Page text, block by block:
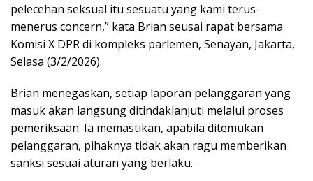
pelecehan seksual itu sesuatu yang kami terus-
menerus concern,” kata Brian seusai rapat bersama
Komisi X DPR di kompleks parlemen, Senayan, Jakarta,
Selasa (3/2/2026).
Brian menegaskan, setiap laporan pelanggaran yang
masuk akan langsung ditindaklanjuti melalui proses
pemeriksaan. Ia memastikan, apabila ditemukan
pelanggaran, pihaknya tidak akan ragu memberikan
sanksi sesuai aturan yang berlaku.